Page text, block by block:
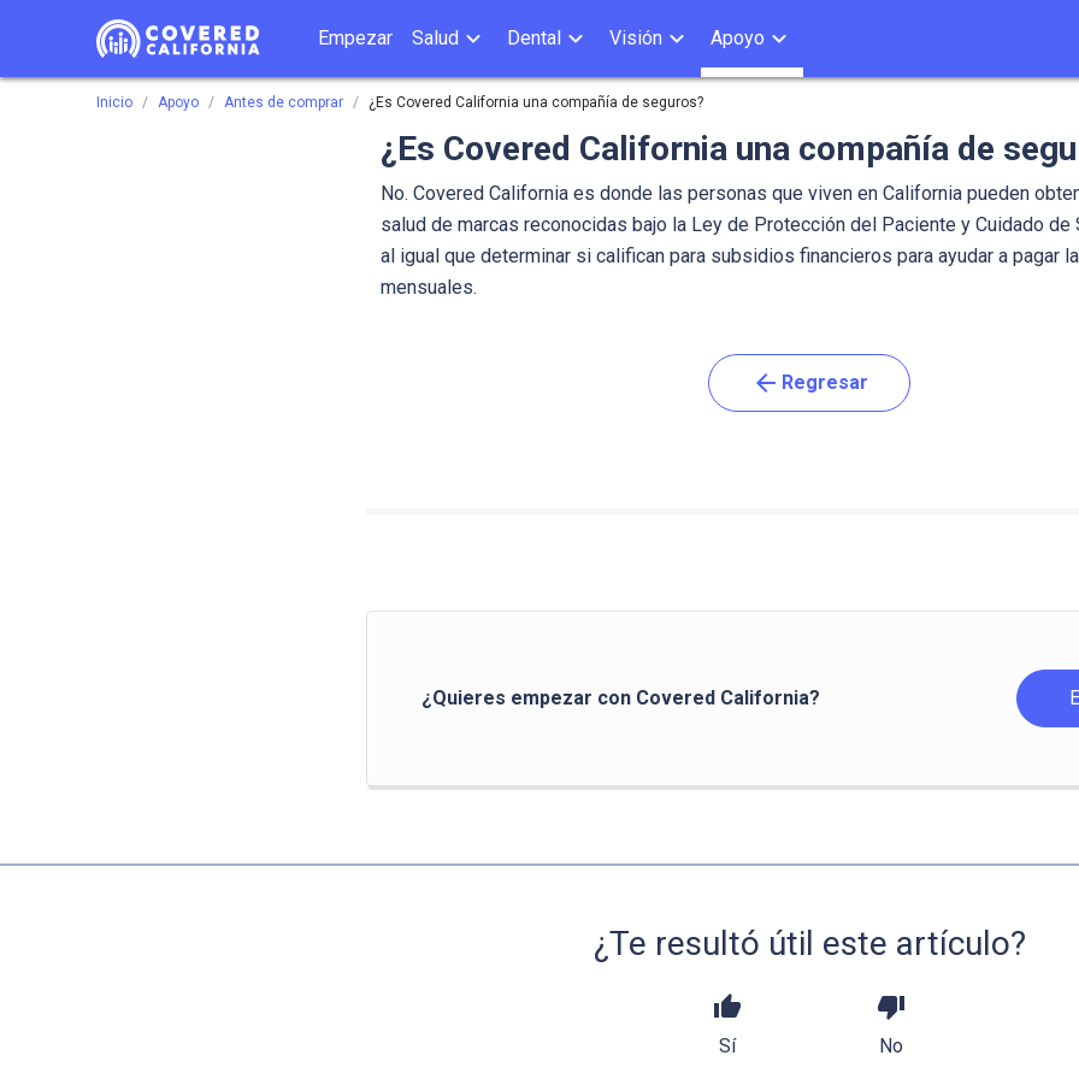
Empezar Salud Dental Visión Apoyo
Inicio Apoyo Antes de comprar ¿Es Covered California una compañía de seguros?
¿Es Covered California una compañía de
No. Covered California es donde las personas que viven en California pueden
salud de marcas reconocidas bajo la Ley de Protección del Paciente y Cuidado de
al igual que determinar si califican para subsidios financieros para ayudar a pagar
mensuales.
arrow_back Regresar
¿Quieres empezar con Covered California?
¿Te resultó útil este artículo?
thumb_up
Sí
thumb_down
No